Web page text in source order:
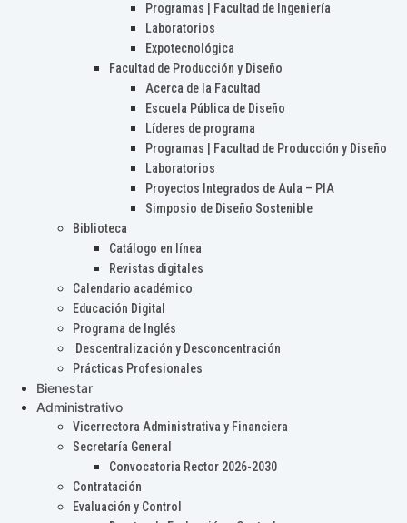
Programas | Facultad de Ingeniería
Laboratorios
Expotecnológica
Facultad de Producción y Diseño
Acerca de la Facultad
Escuela Pública de Diseño
Líderes de programa
Programas | Facultad de Producción y Diseño
Laboratorios
Proyectos Integrados de Aula – PIA
Simposio de Diseño Sostenible
Biblioteca
Catálogo en línea
Revistas digitales
Calendario académico
Educación Digital
Programa de Inglés
Descentralización y Desconcentración
Prácticas Profesionales
Bienestar
Administrativo
Vicerrectora Administrativa y Financiera
Secretaría General
Convocatoria Rector 2026-2030
Contratación
Evaluación y Control